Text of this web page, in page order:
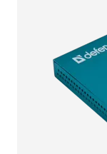
Засоби
Спреї, піни, гелі
Вологі серветки
Для спорту та